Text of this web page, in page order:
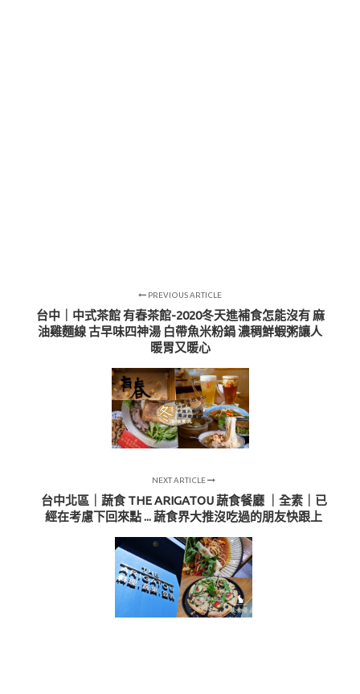
PREVIOUS ARTICLE
台中｜中式茶館 有春茶館-2020冬天進補食怎能沒有 麻
油雞麵線 古早味四神湯 白帶魚米粉鍋 濃稠鮮蝦粥讓人
暖胃又暖心
NEXT ARTICLE
台中北區｜蔬食 THE ARIGATOU 蔬食餐廳 ｜全素｜已
經在考慮下回來點 ... 蔬食界大推沒吃過的朋友快跟上